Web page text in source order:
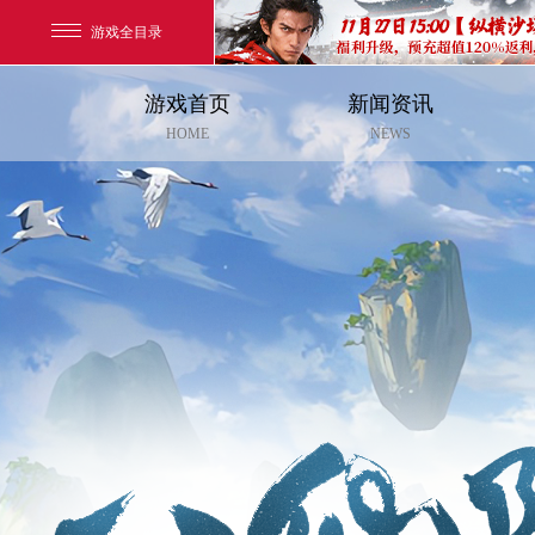
游戏全目录
《勇士ol》预约开启
【西游】神兽版新版
首款骑战回合制端游
玄幻游戏
玄天之剑
猛将OL
游戏首页
HOME
新闻资讯
NEWS